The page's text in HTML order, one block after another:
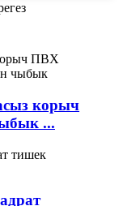
корыч
...